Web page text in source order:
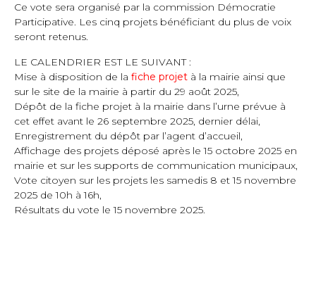
Ce vote sera organisé par la commission Démocratie
Participative. Les cinq projets bénéficiant du plus de voix
seront retenus.
LE CALENDRIER EST LE SUIVANT :
Mise à disposition de la fiche projet à la mairie ainsi que
sur le site de la mairie à partir du 29 août 2025,
Dépôt de la fiche projet à la mairie dans l’urne prévue à
cet effet avant le 26 septembre 2025, dernier délai,
Enregistrement du dépôt par l’agent d’accueil,
Affichage des projets déposé après le 15 octobre 2025 en
mairie et sur les supports de communication municipaux,
Vote citoyen sur les projets les samedis 8 et 15 novembre
2025 de 10h à 16h,
Résultats du vote le 15 novembre 2025.